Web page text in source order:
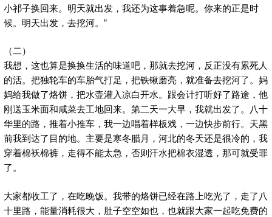
小祁子换回来。明天就出发，我还为这事着急呢。你来的正是时
候。明天出发，去挖河。”
（二）
我想，这也算是换换生活的味道吧，那就去挖河，反正没有累死人
的活。把独轮车的车胎气打足，把铁锹磨亮，就准备去挖河了。妈
妈给我做了烙饼，把水壶灌入凉白开水。跟会计打听好了路途，他
刚送玉米面和咸菜去工地回来。第二天一大早，我就出发了。八十
华里的路，推着小推车，我一边唱着样板戏，一边快步前行。天黑
前我到达了目的地。主要是寒冬腊月，河北的冬天还是很冷的，我
穿着棉袄棉裤，走得不能太急，否则汗水把棉衣湿透，那可就受罪
了。
大家都收工了，在吃晚饭。我带的烙饼已经在路上吃光了，走了八
十里路，能量消耗很大，肚子空空如也，也就跟大家一起吃免费的